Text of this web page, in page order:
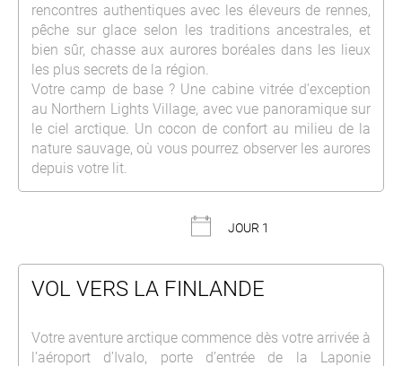
rencontres authentiques avec les éleveurs de rennes,
pêche sur glace selon les traditions ancestrales, et
bien sûr, chasse aux aurores boréales dans les lieux
les plus secrets de la région.
Votre camp de base ? Une cabine vitrée d’exception
au Northern Lights Village, avec vue panoramique sur
le ciel arctique. Un cocon de confort au milieu de la
nature sauvage, où vous pourrez observer les aurores
depuis votre lit.
JOUR 1
VOL VERS LA FINLANDE
Votre aventure arctique commence dès votre arrivée à
l’aéroport d’Ivalo, porte d’entrée de la Laponie